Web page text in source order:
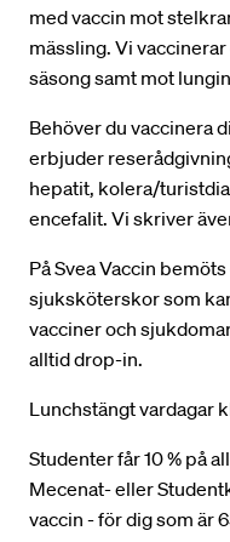
med vaccin mot
mässling. Vi
säsong samt mot
Behöver du vaccinera
erbjuder
hepatit, kolera/
encefalit. Vi skriver
På Svea Vaccin
sjuksköterskor som
vacciner och
alltid drop-in.
Lunchstängt vardagar
Studenter får 10 % på
Mecenat- eller
vaccin - för dig som är